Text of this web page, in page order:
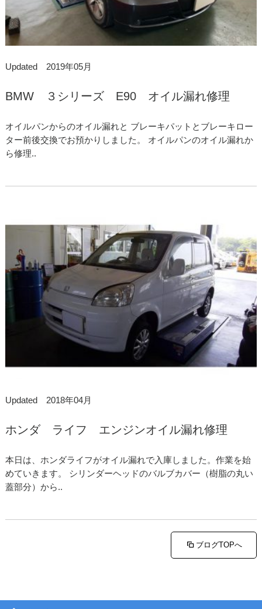
Updated 2019年05月
BMW ３シリーズ E90 オイル漏れ修理
オイルパンからのオイル漏れと ブレーキパットとブレーキロー
ター前後交換でお預かりしました。 オイルパンのオイル漏れか
ら修理..
Updated 2018年04月
ホンダ ライフ エンジンオイル漏れ修理
本日は、ホンダライフがオイル漏れで入庫しました。作業を始
めていきます。 シリンダーヘッドのバルブカバー（樹脂の丸い
蓋部分）から..
ブログTOPへ